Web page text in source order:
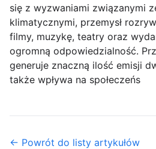
się z wyzwaniami związanymi
klimatycznymi, przemysł
filmy, muzykę, teatry oraz
ogromną odpowiedzialność.
generuje znaczną ilość emisji
także wpływa na społeczeńs
← Powrót do listy artykułów